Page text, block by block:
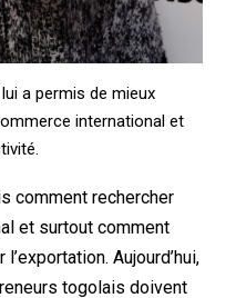
a permis de mieux
international et
comment rechercher
et surtout comment
Aujourd’hui,
togolais doivent